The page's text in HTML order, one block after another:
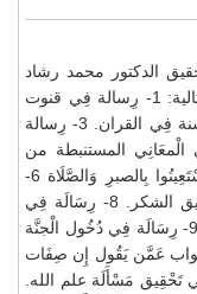
الدكتور محمد رشاد
سالم - رحمه الله - وتحتوي على الرسائل التالية: 1- رِسالة فِي قنوت
الأشياء كلها لله تعالى. 2- رِسالة فِي لفظ السنة فِي القران. 3- رِسالة
4- رِسَالَة فِي الْمعَانِي المستنبطة من
سُورَة الْإِنْسَان 5- رِسَالَة فِي قَوْله تَعَالَى وَاسْتَعِينُوا بِالصبرِ وَالصَّلَاة 6-
رِسَالَة فِي تَحْقِيق التَّوَكُّل. 7- رِسَالَة فِي تَحْقِيق الشكر. 8- رِسَالَة فِي
معنى كَون الرب عادلا وَفِي تنزهه عَن الظُّلم. 9- رِسَالَة فِي دُخُول الْجنَّة
10- رِسَالَة فِي الْجَواب عَمَّن يَقُول إِن صِفَات
ذَلِك. 11- رِسَالَة فِي تَحْقِيق مَسْأَلَة علم الله.